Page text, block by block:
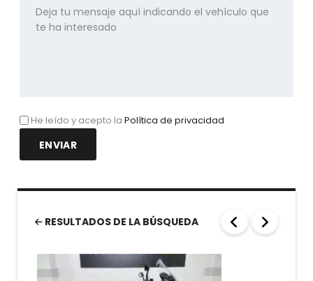
He leído y acepto la Política de privacidad
RESULTADOS DE LA BÚSQUEDA